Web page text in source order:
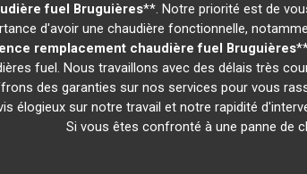
fuel Bruguières**. Notre priorité est de
d'avoir une chaudière fonctionnelle,
remplacement chaudière fuel Bruguières
fuel. Nous travaillons avec des délais très
des garanties sur nos services pour vous
élogieux sur notre travail et notre rapidité
Si vous êtes confronté à une panne de